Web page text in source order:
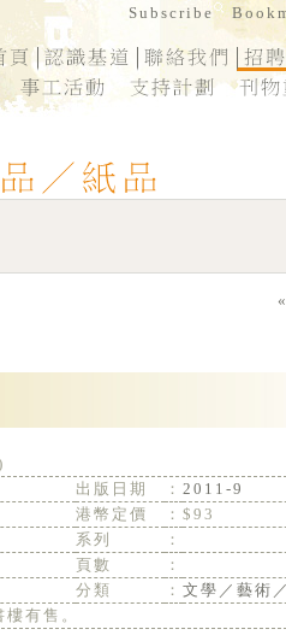
«
出版日期 ： 2011-9
港幣定價 ： $93
系列
：
頁數
：
分類 ： 文學／藝術
有售。